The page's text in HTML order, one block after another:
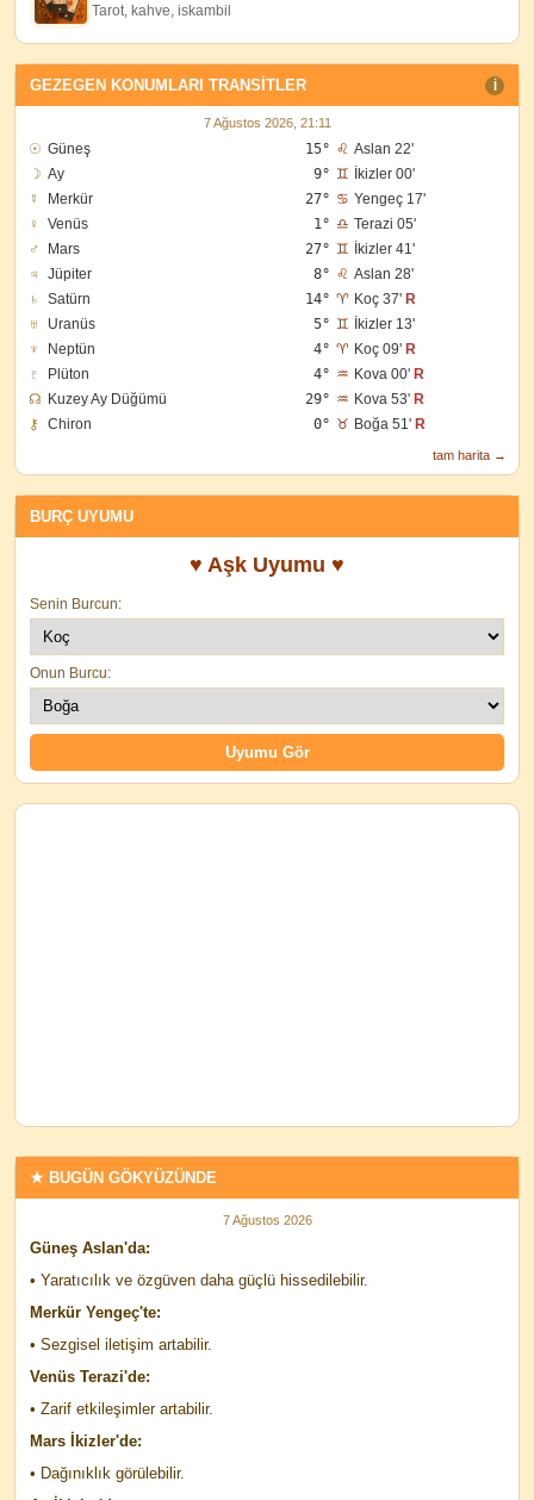
★ BUGÜN GÖKYÜZÜNDE
7 Ağustos 2026
Güneş Aslan'da:
• Yaratıcılık ve özgüven daha güçlü hissedilebilir.
Merkür Yengeç'te:
• Sezgisel iletişim artabilir.
Venüs Terazi'de:
• Zarif etkileşimler artabilir.
Mars İkizler'de:
• Dağınıklık görülebilir.
Tarot, kahve, iskambil
GEZEGEN KONUMLARI TRANSITLER I
7 Ağustos 2026, 21:11
☉ Güneş 15° ♌ Aslan 22'
☽ Ay 9° ♊
İkizler 00'
☿
Merkür 27° ♋ Yengeç 17'
♀
Venüs 1° ♎ Terazi 05'
♂
Mars 27° ♊
İkizler 41'
♃
Jüpiter 8° ♌ Aslan 28'
♄
Satürn 14° ♈ Koç 37' R
♅
Uranüs 5° ♊
İkizler 13'
♆
Neptün 4° ♈ Koç 09' R
♇
Plüton 4° ♒ Kova 00' R
☊ Kuzey Ay Düğümü 29° ♒ Kova 53' R
⚷
Chiron 0° ♉ Boğa 51' R
tam harita →
BURÇ UYUMU
♥ Aşk Uyumu ♥
Senin Burcun:
Onun Burcu: